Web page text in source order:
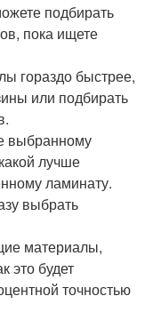
подбирать
пока ищете
гораздо быстрее,
или подбирать
выбранному
лучше
ламинату.
выбрать
материалы,
это будет
точностью